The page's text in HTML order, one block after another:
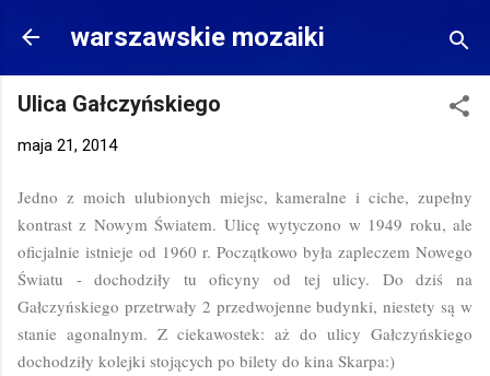
Przejdź do głównej zawartości
warszawskie mozaiki
Ulica Gałczyńskiego
maja 21, 2014
Jedno z moich ulubionych miejsc, kameralne i ciche, zupełny
kontrast z Nowym Światem. Ulicę wytyczono w 1949 roku, ale
oficjalnie istnieje od 1960 r. Początkowo była zapleczem Nowego
Światu - dochodziły tu oficyny od tej ulicy. Do dziś na
Gałczyńskiego przetrwały 2 przedwojenne budynki, niestety są w
stanie agonalnym. Z ciekawostek: aż do ulicy Gałczyńskiego
dochodziły kolejki stojących po bilety do kina Skarpa:)